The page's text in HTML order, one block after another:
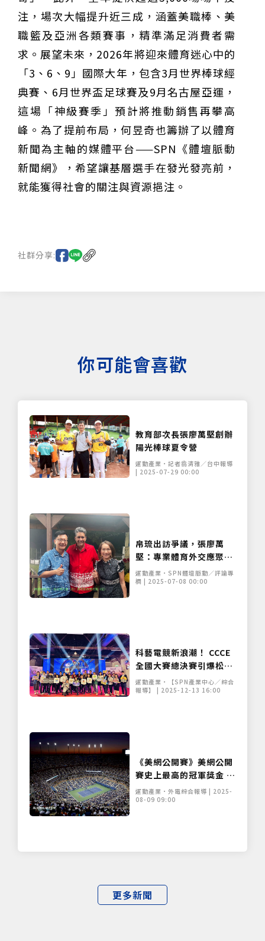
注，場次大幅提升近三成，涵蓋美職棒、美
職籃及亞洲各類賽事，精準滿足消費者需
求。展望未來，2026年將迎來體育迷心中的
「3、6、9」國際大年，包含3月世界棒球經
典賽、6月世界盃足球賽及9月名古屋亞運，
這場「神級賽季」預計將推動銷售再攀高
峰。為了提前布局，何昱奇也籌辦了以體育
新聞為主軸的媒體平台——SPN《體壇脈動
新聞網》，希望讓基層選手在發光發亮前，
就能獲得社會的關注與資源挹注。
社群分享:
你可能會喜歡
更多新聞
教育部次長張廖萬堅創辦
陽光棒球夏令營
運動產業•記者翁清雅／台中報導
| 2025-07-29 00:00
帛琉出訪爭議，張廖萬
堅：專業體育外交應聚焦
於交流與合作
運動產業•SPN體壇脈動／評論專
欄 | 2025-07-08 00:00
科藝電競新浪潮！ CCCE
全國大賽總決賽引爆松菸
AI、虛擬運動成千人焦
點！
運動產業•【SPN產業中心／綜合
報導】 | 2025-12-13 16:00
《美網公開賽》美網公開
賽史上最高的冠軍獎金 超
越其他3大滿貫賽
運動產業•外電綜合報導 | 2025-
08-09 09:00
僅必需的Cookies 同意